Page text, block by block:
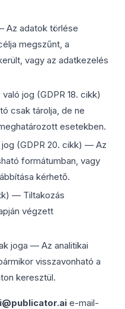
Az adatok törlése
megszűnt, a
vagy az adatkezelés
jog (GDPR 18. cikk)
csak tárolja, de ne
esetekben.
(GDPR 20. cikk) — Az
formátumban, vagy
kérhető.
— Tiltakozás
végzett
joga — Az analitikai
visszavonható a
keresztül.
e-mail-